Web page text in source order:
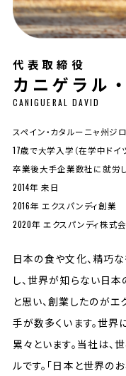
代表取締役
カニゲラル
CANIGUERAL DAVID
スペイン・カタルーニャ州ジ
17歳で大学入学（在学中ドイツ
卒業後大手企業数社に就労
2014年 来日
2016年 エクスパンディ創業
2020年 エクスパンディ株式
日本の食や文化、精巧
し、世界が知らない日
と思い、創業したのがエ
手が数多くいます。世
累々といます。当社は、
ルです。「日本と世界の